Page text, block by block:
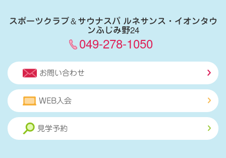
スポーツクラブ＆サウナスパ ルネサンス・イオンタウ
ンふじみ野24
049-278-1050
お問い合わせ
WEB入会
見学予約